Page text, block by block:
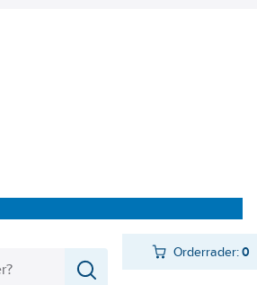
Orderrader:0